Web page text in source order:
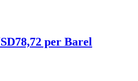
per Barel